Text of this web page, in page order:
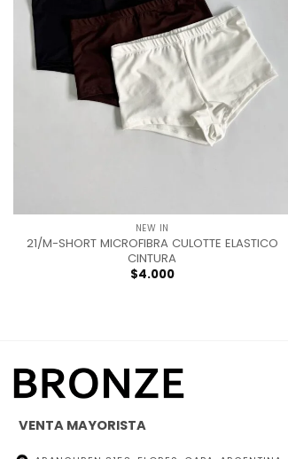
NEW IN
21/M-SHORT MICROFIBRA CULOTTE ELASTICO
CINTURA
$4.000
VENTA MAYORISTA